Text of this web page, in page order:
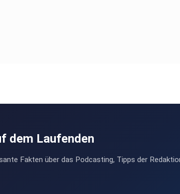
dem Laufenden
Fakten über das Podcasting, Tipps der